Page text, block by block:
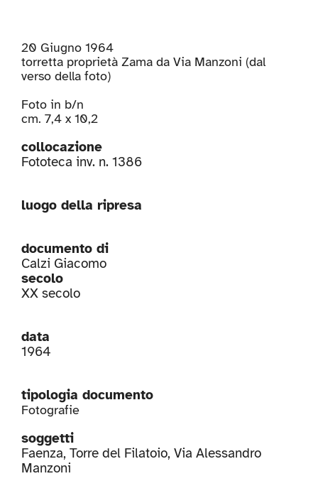
20 Giugno 1964
torretta proprietà Zama da Via Manzoni (dal
verso della foto)
Foto in b/n
cm. 7,4 x 10,2
collocazione
Fototeca inv. n. 1386
luogo della ripresa
documento di
Calzi Giacomo
secolo
XX secolo
data
1964
tipologia documento
Fotografie
soggetti
Faenza, Torre del Filatoio, Via Alessandro
Manzoni